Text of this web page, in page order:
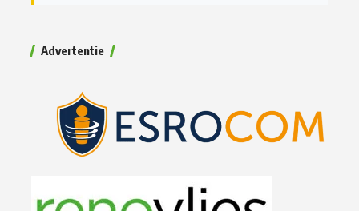
Advertentie